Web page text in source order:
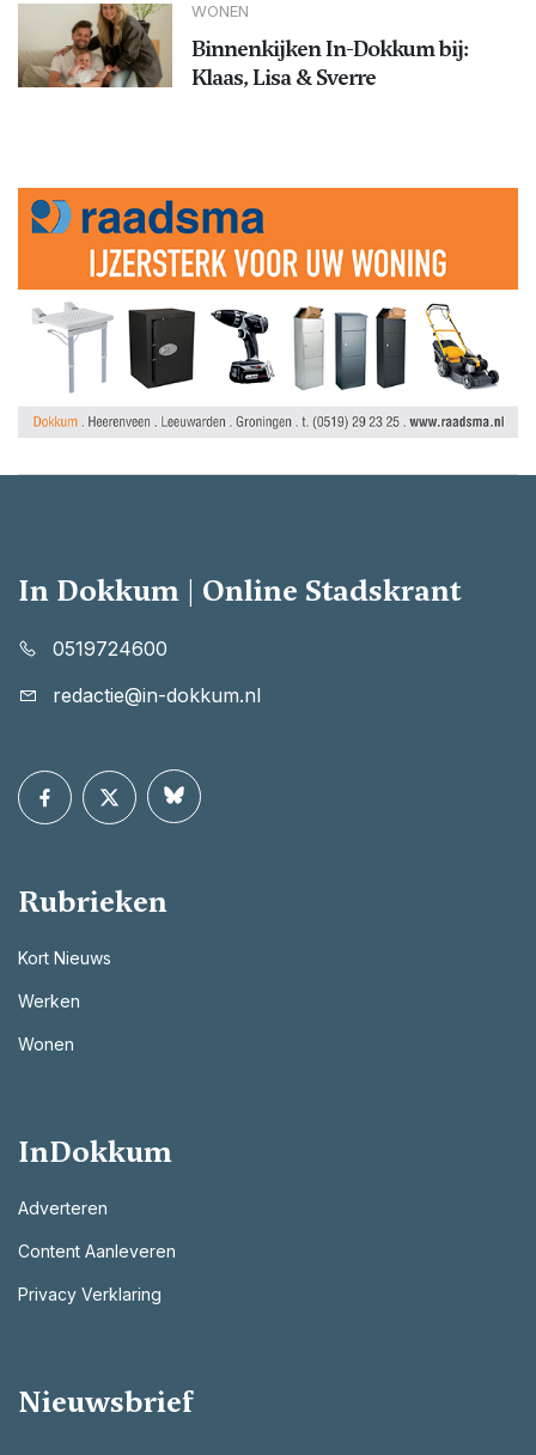
WONEN
Binnenkijken In-Dokkum bij:
Klaas, Lisa & Sverre
In Dokkum | Online Stadskrant
0519724600
redactie@in-dokkum.nl
Rubrieken
Kort Nieuws
Werken
Wonen
InDokkum
Adverteren
Content Aanleveren
Privacy Verklaring
Nieuwsbrief